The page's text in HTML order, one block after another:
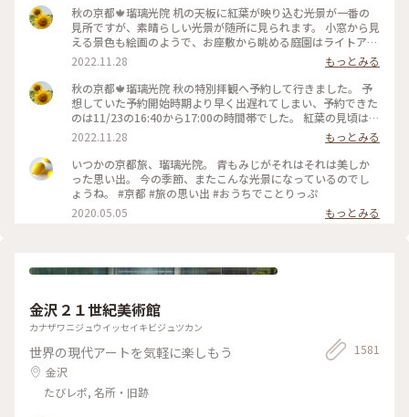
秋の京都🍁瑠璃光院 机の天板に紅葉が映り込む光景が一番の
見所ですが、素晴らしい光景が随所に見られます。 小窓から見
える景色も絵画のようで、お座敷から眺める庭園はライトアッ
プされてさらに雅です✨ 拝観が終わり、山門をくぐって振り返
ると、こちらも美しくライトアップされていました🍁♥️
2022.11.23 #秋いろとりどり #Myことりっぷ #瑠璃光院 #紅葉
狩り #紅葉 #京都
2022.11.28
もっとみる
秋の京都🍁瑠璃光院 秋の特別拝観へ予約して行きました。 予
想していた予約開始時期より早く出遅れてしまい、予約できた
のは11/23の16:40から17:00の時間帯でした。 紅葉の見頃はど
うかしら。昼でもなく夜でもなく。どんなふうに見えるんだろ
うと不安でしたが、薄暗くなってライトアップも始まった頃。
予想していた以上の素晴らしい風景がひろがっていました✨ 新
緑の頃とはまた違って雅な世界✨ 皆さんお行儀よく、机で満足
のいく写真を撮ったら後ろに並んでいる人に代わります。 敷居
を額縁に見立てて遠目から写真を撮ろうとしたら避けてくださ
ったり。 最初、夫は「春にも行ったのに」とブツブツ文句を
2022.11.28
もっとみる
いつかの京都旅、瑠璃光院。 青もみじがそれはそれは美しか
った思い出。 今の季節、またこんな光景になっているのでし
ょうね。 #京都 #旅の思い出 #おうちでことりっぷ
2020.05.05
もっとみる
金沢２１世紀美術館
カナザワニジュウイッセイキビジュツカン
世界の現代アートを気軽に楽しもう
金沢
たびレポ, 名所・旧跡
1581